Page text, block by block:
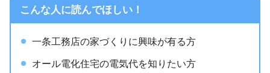
こんな人に読んでほしい！
一条工務店の家づくりに興味が有る方
オール電化住宅の電気代を知りたい方